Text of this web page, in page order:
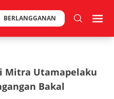
BERLANGGANAN
Mitra Utamapelaku
Bakal